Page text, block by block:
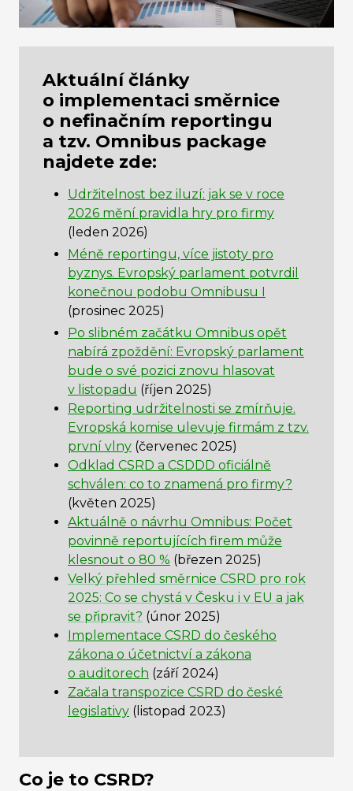
Aktuální články
o implementaci směrnice
o nefinačním reportingu
a tzv. Omnibus package
najdete zde:
Udržitelnost bez iluzí: jak se v roce
2026 mění pravidla hry pro firmy
(leden 2026)
Méně reportingu, více jistoty pro
byznys. Evropský parlament potvrdil
konečnou podobu Omnibusu I
(prosinec 2025)
Po slibném začátku Omnibus opět
nabírá zpoždění: Evropský parlament
bude o své pozici znovu hlasovat
v listopadu (říjen 2025)
Reporting udržitelnosti se zmírňuje.
Evropská komise ulevuje firmám z tzv.
první vlny (červenec 2025)
Odklad CSRD a CSDDD oficiálně
schválen: co to znamená pro firmy?
(květen 2025)
Aktuálně o návrhu Omnibus: Počet
povinně reportujících firem může
klesnout o 80 % (březen 2025)
Velký přehled směrnice CSRD pro rok
2025: Co se chystá v Česku i v EU a jak
se připravit? (únor 2025)
Implementace CSRD do českého
zákona o účetnictví a zákona
o auditorech (září 2024)
Začala transpozice CSRD do české
legislativy (listopad 2023)
Co je to CSRD?